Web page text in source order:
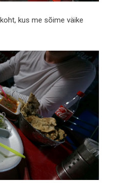
kus me sõime väike